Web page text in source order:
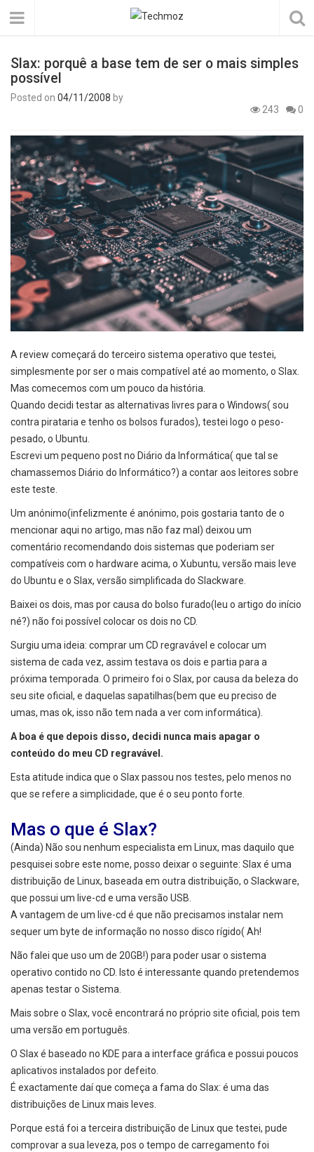
Slax: porquê a base tem de ser o mais simples
possível
Posted on 04/11/2008 by
243
0
A review começará do terceiro sistema operativo que testei,
simplesmente por ser o mais compatível até ao momento, o Slax.
Mas comecemos com um pouco da história.
Quando decidi testar as alternativas livres para o Windows( sou
contra pirataria e tenho os bolsos furados), testei logo o peso-
pesado, o Ubuntu.
Escrevi um pequeno post no Diário da Informática( que tal se
chamassemos Diário do Informático?) a contar aos leitores sobre
este teste.
Um anónimo(infelizmente é anónimo, pois gostaria tanto de o
mencionar aqui no artigo, mas não faz mal) deixou um
comentário recomendando dois sistemas que poderiam ser
compatíveis com o hardware acima, o Xubuntu, versão mais leve
do Ubuntu e o Slax, versão simplificada do Slackware.
Baixei os dois, mas por causa do bolso furado(leu o artigo do início
né?) não foi possível colocar os dois no CD.
Surgiu uma ideia: comprar um CD regravável e colocar um
sistema de cada vez, assim testava os dois e partia para a
próxima temporada. O primeiro foi o Slax, por causa da beleza do
seu site oficial, e daquelas sapatilhas(bem que eu preciso de
umas, mas ok, isso não tem nada a ver com informática).
A boa é que depois disso, decidi nunca mais apagar o
conteúdo do meu CD regravável.
Esta atitude indica que o Slax passou nos testes, pelo menos no
que se refere a simplicidade, que é o seu ponto forte.
Mas o que é Slax?
(Ainda) Não sou nenhum especialista em Linux, mas daquilo que
pesquisei sobre este nome, posso deixar o seguinte: Slax é uma
distribuição de Linux, baseada em outra distribuição, o Slackware,
que possui um live-cd e uma versão USB.
A vantagem de um live-cd é que não precisamos instalar nem
sequer um byte de informação no nosso disco rígido( Ah!
Não falei que uso um de 20GB!) para poder usar o sistema
operativo contido no CD. Isto é interessante quando pretendemos
apenas testar o Sistema.
Mais sobre o Slax, você encontrará no próprio site oficial, pois tem
uma versão em português.
O Slax é baseado no KDE para a interface gráfica e possui poucos
aplicativos instalados por defeito.
É exactamente daí que começa a fama do Slax: é uma das
distribuições de Linux mais leves.
Porque está foi a terceira distribuição de Linux que testei, pude
comprovar a sua leveza, pos o tempo de carregamento foi